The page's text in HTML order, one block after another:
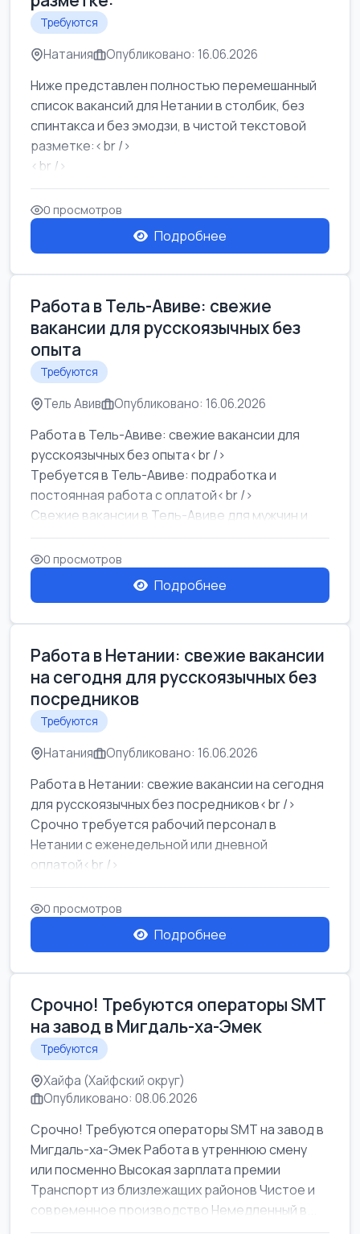
Требуются
Натания Опубликовано: 16.06.2026
Ниже представлен полностью перемешанный
список вакансий для Нетании в столбик, без
спинтакса и без эмодзи, в чистой текстовой
разметке:<br />
<br />
Работа в Нетании на мебельном производстве:
требу...
0 просмотров
Подробнее
Работа в Тель-Авиве: свежие
вакансии для русскоязычных без
опыта
Требуются
Тель Авив Опубликовано: 16.06.2026
Работа в Тель-Авиве: свежие вакансии для
русскоязычных без опыта<br />
Требуется в Тель-Авиве: подработка и
постоянная работа с оплатой<br />
Свежие вакансии в Тель-Авиве для мужчин и
женщин от хозя...
0 просмотров
Подробнее
Работа в Нетании: свежие вакансии
на сегодня для русскоязычных без
посредников
Требуются
Натания Опубликовано: 16.06.2026
Работа в Нетании: свежие вакансии на сегодня
для русскоязычных без посредников<br />
Срочно требуется рабочий персонал в
Нетании с еженедельной или дневной
оплатой<br />
Свежие вакансии в Нетании дл...
0 просмотров
Подробнее
Срочно! Требуются операторы SMT
на завод в Мигдаль-ха-Эмек
Требуются
Хайфа (Хайфский округ)
Опубликовано: 08.06.2026
Срочно! Требуются операторы SMT на завод в
Мигдаль-ха-Эмек Работа в утреннюю смену
или посменно Высокая зарплата премии
Транспорт из близлежащих районов Чистое и
современное производство Немедленный в...